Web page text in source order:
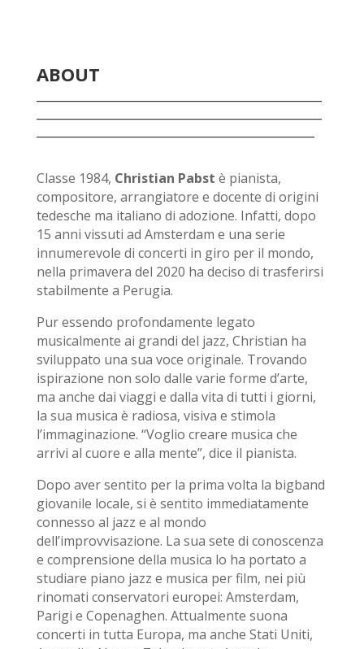
ABOUT
_______________________________________
______________________________________
Classe 1984, Christian Pabst è pianista,
compositore, arrangiatore e docente di origini
tedesche ma italiano di adozione. Infatti, dopo
15 anni vissuti ad Amsterdam e una serie
innumerevole di concerti in giro per il mondo,
nella primavera del 2020 ha deciso di trasferirsi
stabilmente a Perugia.
Pur essendo profondamente legato
musicalmente ai grandi del jazz, Christian ha
sviluppato una sua voce originale. Trovando
ispirazione non solo dalle varie forme d’arte,
ma anche dai viaggi e dalla vita di tutti i giorni,
la sua musica è radiosa, visiva e stimola
l’immaginazione. “Voglio creare musica che
arrivi al cuore e alla mente”, dice il pianista.
Dopo aver sentito per la prima volta la bigband
giovanile locale, si è sentito immediatamente
connesso al jazz e al mondo
dell’improvvisazione. La sua sete di conoscenza
e comprensione della musica lo ha portato a
studiare piano jazz e musica per film, nei più
rinomati conservatori europei: Amsterdam,
Parigi e Copenaghen. Attualmente suona
concerti in tutta Europa, ma anche Stati Uniti,